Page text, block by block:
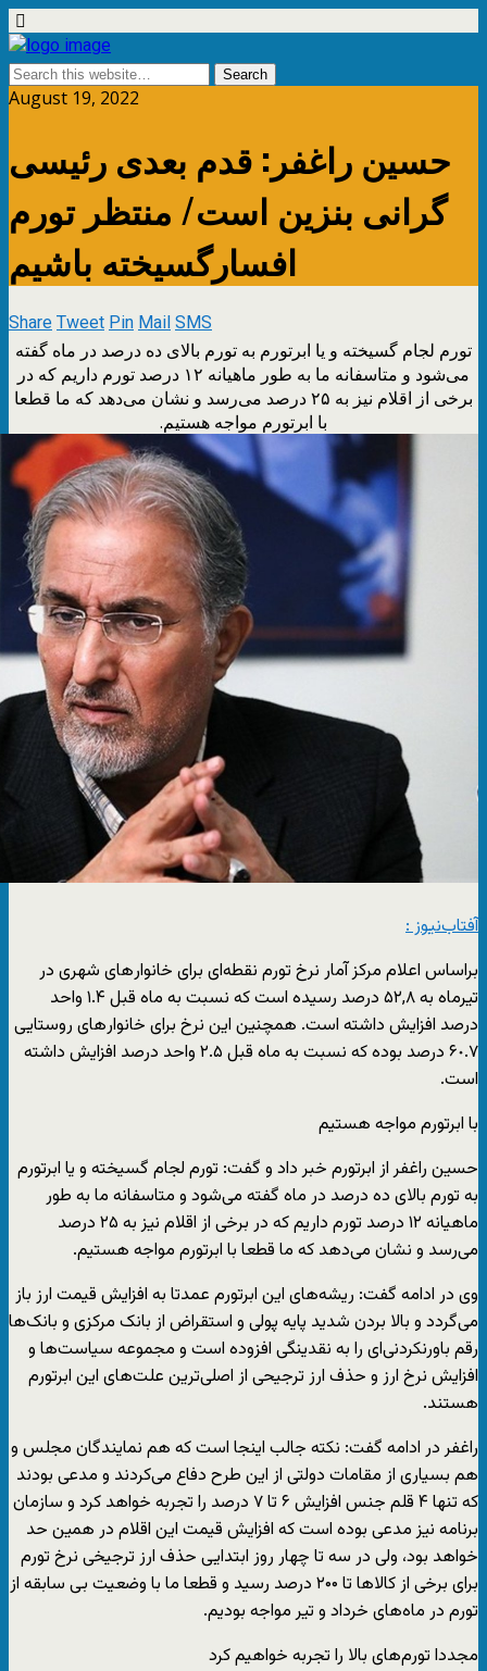
August 19, 2022
حسین راغفر: قدم بعدی رئیسی
گرانی بنزین است/ منتظر تورم
افسارگسیخته باشیم
ShareTweetPinMailSMS
تورم لجام گسیخته و یا ابرتورم به تورم بالای ده درصد در ماه گفته
می‌شود و متاسفانه ما به طور ماهیانه ۱۲ درصد تورم داریم که در
برخی از اقلام نیز به ۲۵ درصد می‌رسد و نشان می‌دهد که ما قطعا
با ابرتورم مواجه هستیم.
آفتاب‌‌نیوز :
براساس اعلام مرکز آمار نرخ تورم نقطه‌ای برای خانوار‌های شهری در
تیرماه به ۵٢,٨ درصد رسیده است که نسبت به ماه قبل ١.۴ واحد
درصد افزایش داشته است. همچنین این نرخ برای خانوار‌های روستایی
۶٠.٧ درصد بوده که نسبت به ماه قبل ٢.۵ واحد درصد افزایش داشته
است.
با ابرتورم مواجه هستیم
حسین راغفر از ابرتورم خبر داد و گفت: تورم لجام گسیخته و یا ابرتورم
به تورم بالای ده درصد در ماه گفته می‌شود و متاسفانه ما به طور
ماهیانه ۱۲ درصد تورم داریم که در برخی از اقلام نیز به ۲۵ درصد
می‌رسد و نشان می‌دهد که ما قطعا با ابرتورم مواجه هستیم.
وی در ادامه گفت: ریشه‌های این ابرتورم عمدتا به افزایش قیمت ارز باز
می‌گردد و بالا بردن شدید پایه پولی و استقراض از بانک مرکزی و بانک‌ها
رقم باورنکردنی‌ای را به نقدینگی افزوده است و مجموعه سیاست‌ها و
افزایش نرخ ارز و حذف ارز ترجیحی از اصلی‌ترین علت‌های این ابرتورم
هستند.
راغفر در ادامه گفت: نکته جالب اینجا است که هم نمایندگان مجلس و
هم بسیاری از مقامات دولتی از این طرح دفاع می‌کردند و مدعی بودند
که تنها ۴ قلم جنس افزایش ۶ تا ۷ درصد را تجربه خواهد کرد و سازمان
برنامه نیز مدعی بوده است که افزایش قیمت این اقلام در همین حد
خواهد بود، ولی در سه تا چهار روز ابتدایی حذف ارز ترجیخی نرخ تورم
برای برخی از کالا‌ها تا ۲۰۰ درصد رسید و قطعا ما با وضعیت بی سابقه از
تورم در ماه‌های خرداد و تیر مواجه بودیم.
مجددا تورم‌های بالا را تجربه خواهیم کرد